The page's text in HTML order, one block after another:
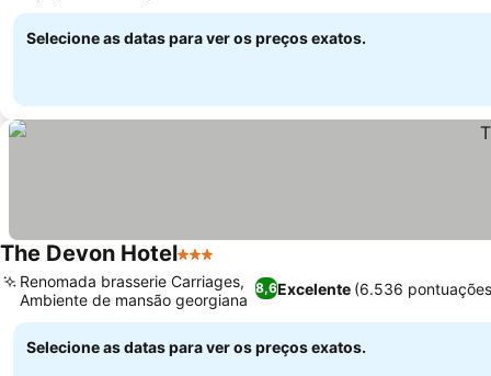
reuniões
Selecione as datas para ver os preços exatos.
The Devon Hotel3 Estrelas
8,6Excelente (6.536
Renomada brasserie Carriages,
Ambiente de mansão georgiana
Selecione as datas para ver os preços exatos.